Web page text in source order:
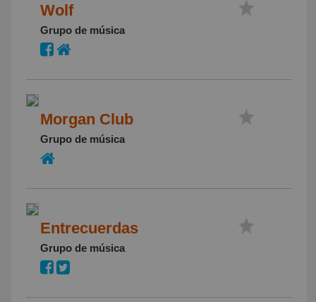
Wolf
Grupo de música
Morgan Club
Grupo de música
Entrecuerdas
Grupo de música